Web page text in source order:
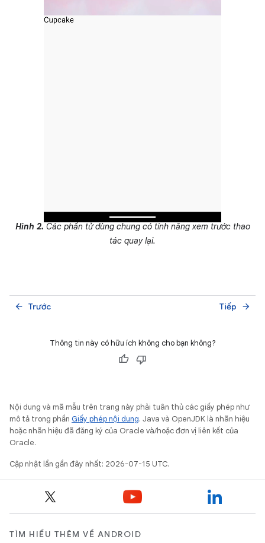
Hình 2. Các phần tử dùng chung có tính năng xem trước thao
tác quay lại.
Trước
arrow_back Tiếp arrow_forward
Thông tin này có hữu ích không cho bạn không?
Nội dung và mã mẫu trên trang này phải tuân thủ các giấy phép như
mô tả trong phần Giấy phép nội dung. Java và OpenJDK là nhãn hiệu
hoặc nhãn hiệu đã đăng ký của Oracle và/hoặc đơn vị liên kết của
Oracle.
Cập nhật lần gần đây nhất: 2026-07-15 UTC.
TÌM HIỂU THÊM VỀ ANDROID